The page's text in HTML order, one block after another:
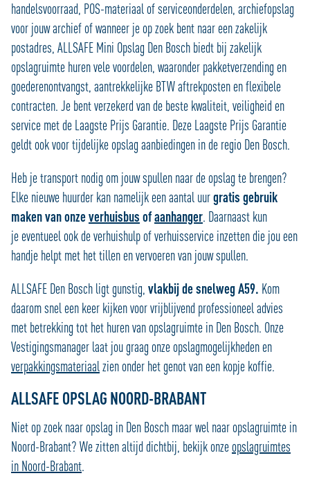
handelsvoorraad, POS-materiaal of serviceonderdelen, archiefopslag
voor jouw archief of wanneer je op zoek bent naar een zakelijk
postadres, ALLSAFE Mini Opslag Den Bosch biedt bij zakelijk
opslagruimte huren vele voordelen, waaronder pakketverzending en
goederenontvangst, aantrekkelijke BTW aftrekposten en flexibele
contracten. Je bent verzekerd van de beste kwaliteit, veiligheid en
service met de Laagste Prijs Garantie. Deze Laagste Prijs Garantie
geldt ook voor tijdelijke opslag aanbiedingen in de regio Den Bosch.
Heb je transport nodig om jouw spullen naar de opslag te brengen?
Elke nieuwe huurder kan namelijk een aantal uurgratis gebruik
maken van onzeverhuisbus ofaanhanger. Daarnaast kun
je eventueel ook de verhuishulp of verhuisservice inzetten die jou een
handje helpt met het tillen en vervoeren van jouw spullen.
ALLSAFE Den Bosch ligt gunstig, vlakbij de snelweg A59. Kom
daarom snel een keer kijken voor vrijblijvend professioneel advies
met betrekking tot het huren van opslagruimte in Den Bosch. Onze
Vestigingsmanager laat jou graag onze opslagmogelijkheden en
verpakkingsmateriaalzien onder het genot van een kopje koffie.
ALLSAFE OPSLAG NOORD-BRABANT
Niet op zoek naar opslag in Den Bosch maar wel naar opslagruimte in
Noord-Brabant? We zitten altijd dichtbij, bekijk onzeopslagruimtes
in Noord-Brabant.